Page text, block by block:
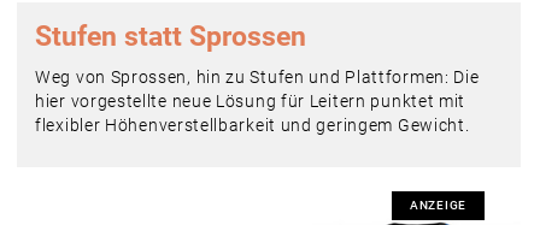
Stufen statt Sprossen
Weg von Sprossen, hin zu Stufen und Plattformen: Die
hier vorgestellte neue Lösung für Leitern punktet mit
flexibler Höhenverstellbarkeit und geringem Gewicht.
ANZEIGE